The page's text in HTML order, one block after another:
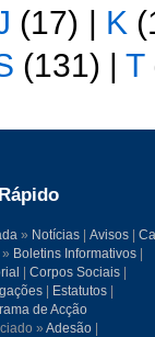
(17) | K
(131) | T
» Notícias |Avisos |
Boletins Informativos |
|Corpos Sociais |
| Estatutos |
de Acção
»Adesão |